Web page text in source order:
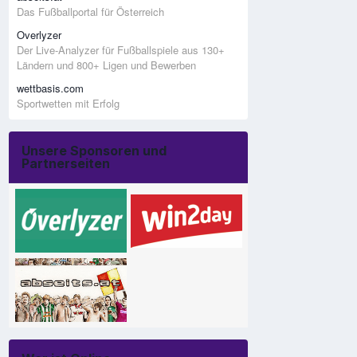
Das Fußballportal für Österreich
Overlyzer
Der Live-Analyzer für Fußballspiele aus 130+
Ländern und 800+ Ligen und Bewerben
wettbasis.com
Sportwetten mit Erfolg
Unsere Sponsoren und
Partnerseiten